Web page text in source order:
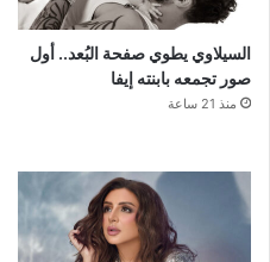
السيلاوي يطوي صفحة البُعد.. أول
صور تجمعه بابنته إيفا
منذ 21 ساعة